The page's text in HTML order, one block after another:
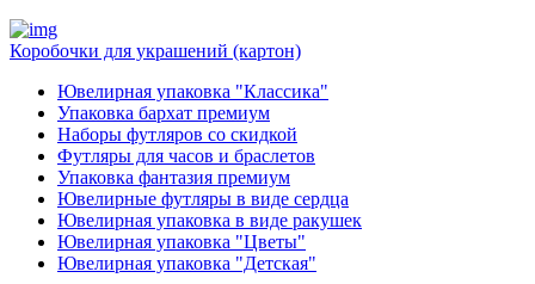
Коробочки для украшений (картон)
Ювелирная упаковка "Классика"
Упаковка бархат премиум
Наборы футляров со скидкой
Футляры для часов и браслетов
Упаковка фантазия премиум
Ювелирные футляры в виде сердца
Ювелирная упаковка в виде ракушек
Ювелирная упаковка "Цветы"
Ювелирная упаковка "Детская"